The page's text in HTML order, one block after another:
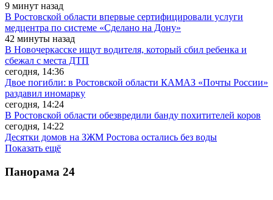
9 минут назад
В Ростовской области впервые сертифицировали услуги
медцентра по системе «Сделано на Дону»
42 минуты назад
В Новочеркасске ищут водителя, который сбил ребенка и
сбежал с места ДТП
сегодня, 14:36
Двое погибли: в Ростовской области КАМАЗ «Почты России»
раздавил иномарку
сегодня, 14:24
В Ростовской области обезвредили банду похитителей коров
сегодня, 14:22
Десятки домов на ЗЖМ Ростова остались без воды
Показать ещё
Панорама 24